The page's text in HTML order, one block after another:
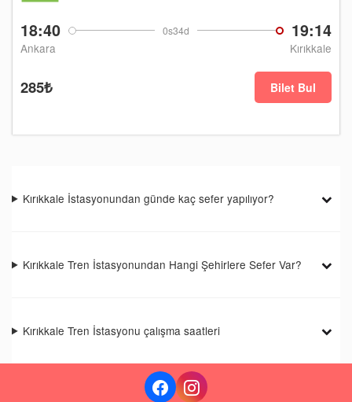
18:40 0s34d 19:14
Ankara Kırıkkale
285₺ Bilet Bul
Kırıkkale İstasyonundan günde kaç sefer yapılıyor?
Kırıkkale Tren İstasyonundan Hangi Şehirlere Sefer Var?
Kırıkkale Tren İstasyonu çalışma saatleri